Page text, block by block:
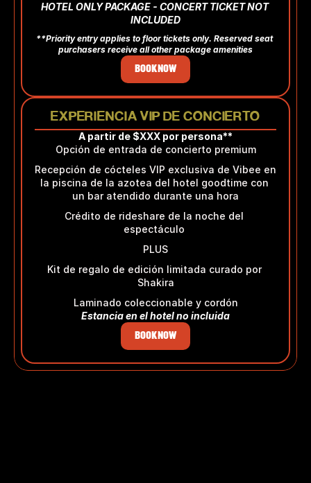
HOTEL ONLY PACKAGE - CONCERT TICKET NOT
INCLUDED
**Priority entry applies to floor tickets only. Reserved seat
purchasers receive all other package amenities
BOOK NOW
EXPERIENCIA VIP DE CONCIERTO
A partir de $XXX por persona**
Opción de entrada de concierto premium
Recepción de cócteles VIP exclusiva de Vibee en
la piscina de la azotea del hotel goodtime con
un bar atendido durante una hora
Crédito de rideshare de la noche del
espectáculo
PLUS
Kit de regalo de edición limitada curado por
Shakira
Laminado coleccionable y cordón
Estancia en el hotel no incluida
BOOK NOW